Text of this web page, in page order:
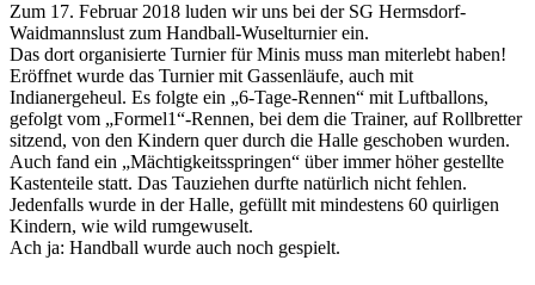
Zum 17. Februar 2018 luden wir uns bei der SG Hermsdorf-
Waidmannslust zum Handball-Wuselturnier ein.
Das dort organisierte Turnier für Minis muss man miterlebt haben!
Eröffnet wurde das Turnier mit Gassenläufe, auch mit
Indianergeheul. Es folgte ein „6-Tage-Rennen“ mit Luftballons,
gefolgt vom „Formel1“-Rennen, bei dem die Trainer, auf Rollbretter
sitzend, von den Kindern quer durch die Halle geschoben wurden.
Auch fand ein „Mächtigkeitsspringen“ über immer höher gestellte
Kastenteile statt. Das Tauziehen durfte natürlich nicht fehlen.
Jedenfalls wurde in der Halle, gefüllt mit mindestens 60 quirligen
Kindern, wie wild rumgewuselt.
Ach ja: Handball wurde auch noch gespielt.